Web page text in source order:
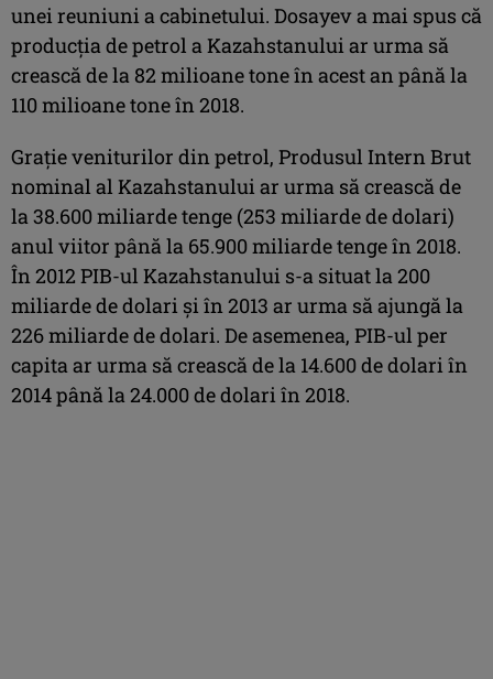
unei reuniuni a cabinetului. Dosayev a mai spus că
producţia de petrol a Kazahstanului ar urma să
crească de la 82 milioane tone în acest an până la
110 milioane tone în 2018.
Graţie veniturilor din petrol, Produsul Intern Brut
nominal al Kazahstanului ar urma să crească de
la 38.600 miliarde tenge (253 miliarde de dolari)
anul viitor până la 65.900 miliarde tenge în 2018.
În 2012 PIB-ul Kazahstanului s-a situat la 200
miliarde de dolari şi în 2013 ar urma să ajungă la
226 miliarde de dolari. De asemenea, PIB-ul per
capita ar urma să crească de la 14.600 de dolari în
2014 până la 24.000 de dolari în 2018.